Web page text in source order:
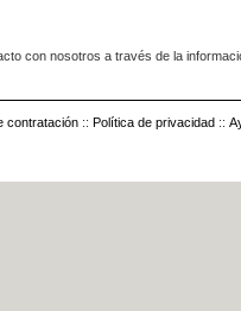
con nosotros a través de la
contratación :: Política de privacidad ::